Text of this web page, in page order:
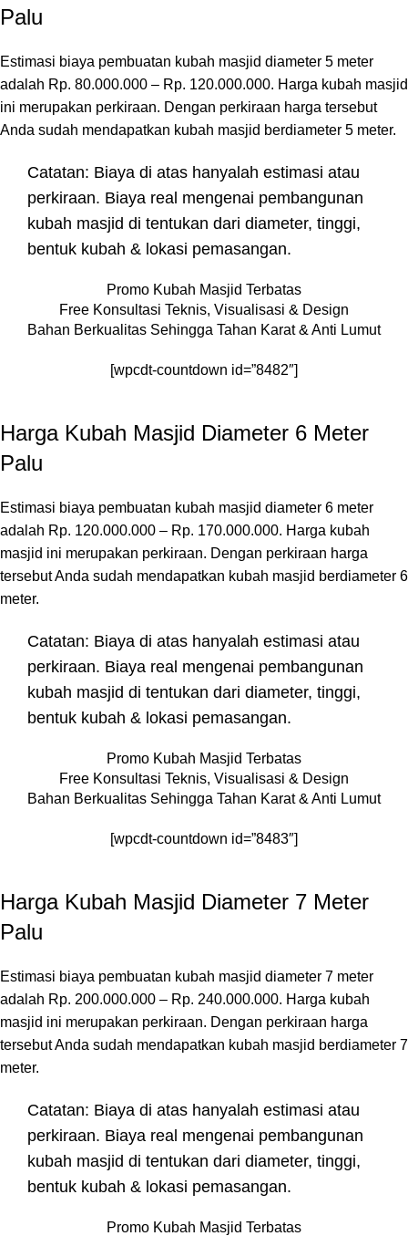
Palu
Estimasi biaya pembuatan kubah masjid diameter 5 meter
adalah Rp. 80.000.000 – Rp. 120.000.000. Harga kubah masjid
ini merupakan perkiraan. Dengan perkiraan harga tersebut
Anda sudah mendapatkan kubah masjid berdiameter 5 meter.
Catatan: Biaya di atas hanyalah estimasi atau
perkiraan. Biaya real mengenai pembangunan
kubah masjid di tentukan dari diameter, tinggi,
bentuk kubah & lokasi pemasangan.
Promo Kubah Masjid Terbatas
Free Konsultasi Teknis, Visualisasi & Design
Bahan Berkualitas Sehingga Tahan Karat & Anti Lumut
[wpcdt-countdown id=”8482″]
Harga Kubah Masjid Diameter 6 Meter
Palu
Estimasi biaya pembuatan kubah masjid diameter 6 meter
adalah Rp. 120.000.000 – Rp. 170.000.000. Harga kubah
masjid ini merupakan perkiraan. Dengan perkiraan harga
tersebut Anda sudah mendapatkan kubah masjid berdiameter 6
meter.
Catatan: Biaya di atas hanyalah estimasi atau
perkiraan. Biaya real mengenai pembangunan
kubah masjid di tentukan dari diameter, tinggi,
bentuk kubah & lokasi pemasangan.
Promo Kubah Masjid Terbatas
Free Konsultasi Teknis, Visualisasi & Design
Bahan Berkualitas Sehingga Tahan Karat & Anti Lumut
[wpcdt-countdown id=”8483″]
Harga Kubah Masjid Diameter 7 Meter
Palu
Estimasi biaya pembuatan kubah masjid diameter 7 meter
adalah Rp. 200.000.000 – Rp. 240.000.000. Harga kubah
masjid ini merupakan perkiraan. Dengan perkiraan harga
tersebut Anda sudah mendapatkan kubah masjid berdiameter 7
meter.
Catatan: Biaya di atas hanyalah estimasi atau
perkiraan. Biaya real mengenai pembangunan
kubah masjid di tentukan dari diameter, tinggi,
bentuk kubah & lokasi pemasangan.
Promo Kubah Masjid Terbatas